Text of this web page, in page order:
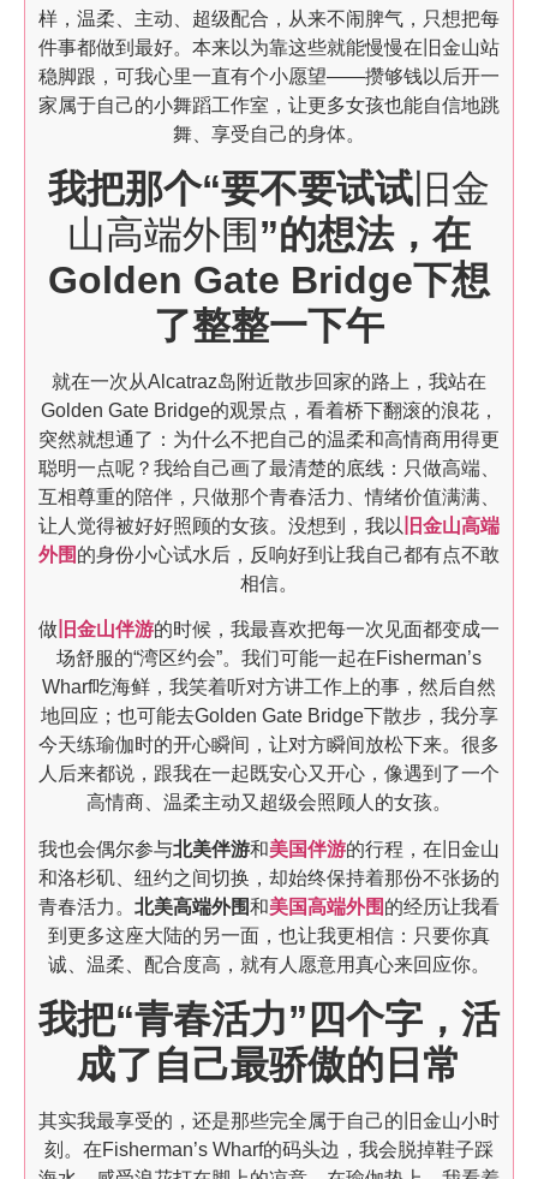
样，温柔、主动、超级配合，从来不闹脾气，只想把每
件事都做到最好。本来以为靠这些就能慢慢在旧金山站
稳脚跟，可我心里一直有个小愿望——攒够钱以后开一
家属于自己的小舞蹈工作室，让更多女孩也能自信地跳
舞、享受自己的身体。
我把那个“要不要试试 旧金
山高端外围”的想法，在
Golden Gate Bridge下想
了整整一下午
就在一次从Alcatraz岛附近散步回家的路上，我站在
Golden Gate Bridge的观景点，看着桥下翻滚的浪花，
突然就想通了：为什么不把自己的温柔和高情商用得更
聪明一点呢？我给自己画了最清楚的底线：只做高端、
互相尊重的陪伴，只做那个青春活力、情绪价值满满、
让人觉得被好好照顾的女孩。没想到，我以 旧金山高端
外围 的身份小心试水后，反响好到让我自己都有点不敢
相信。
做 旧金山伴游的时候，我最喜欢把每一次见面都变成一
场舒服的“湾区约会”。我们可能一起在Fisherman’s
Wharf吃海鲜，我笑着听对方讲工作上的事，然后自然
地回应；也可能去Golden Gate Bridge下散步，我分享
今天练瑜伽时的开心瞬间，让对方瞬间放松下来。很多
人后来都说，跟我在一起既安心又开心，像遇到了一个
高情商、温柔主动又超级会照顾人的女孩。
我也会偶尔参与北美伴游和美国伴游的行程，在旧金山
和洛杉矶、纽约之间切换，却始终保持着那份不张扬的
青春活力。 北美高端外围和美国高端外围 的经历让我看
到更多这座大陆的另一面，也让我更相信：只要你真
诚、温柔、配合度高，就有人愿意用真心来回应你。
我把“青春活力”四个字，活
成了自己最骄傲的日常
其实我最享受的，还是那些完全属于自己的旧金山小时
刻。在Fisherman’s Wharf的码头边，我会脱掉鞋子踩